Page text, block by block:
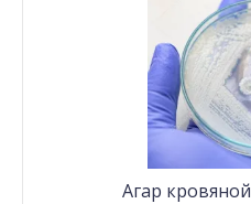
Агар